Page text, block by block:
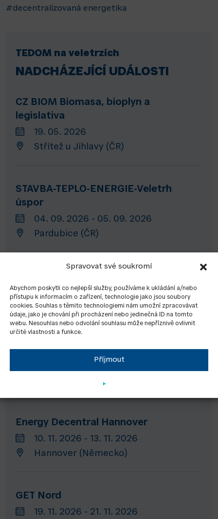
Spravovat své soukromí
Abychom poskytli co nejlepší služby, používáme k ukládání a/nebo
přístupu k informacím o zařízení, technologie jako jsou soubory
cookies. Souhlas s těmito technologiemi nám umožní zpracovávat
údaje, jako je chování při procházení nebo jedinečná ID na tomto
webu. Nesouhlas nebo odvolání souhlasu může nepříznivě ovlivnit
určité vlastnosti a funkce.
Příjmout
#decentralizovaná energetika
TEDOM na veletrzích
NADCHÁZEJÍCÍ UDÁLOSTI
CZ BIOM Biomasa, bioplyn a
legislativa
19. 05. 2026
Střítež u Jihlavy (ČR)
STAVBA-TEPLO-ENERGIE-Veletrh
úspor
04. 09. 2026 - 05. 09. 2026
Pardubice (ČR)
06. 10. 2026 - 08. 10. 2026
(Nizozemsko)
Ecomondo
03. 11. 2026 - 06. 11. 2026
Energy Decentral Hannover
10. 11. 2026 - 13. 11. 2026
Hannover (Německo)
GET Nord
19. 11. 2026 - 21. 11. 2026